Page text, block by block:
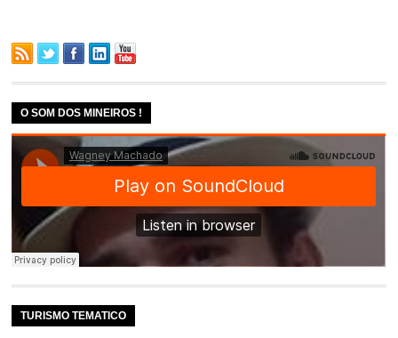
O SOM DOS MINEIROS !
TURISMO TEMATICO